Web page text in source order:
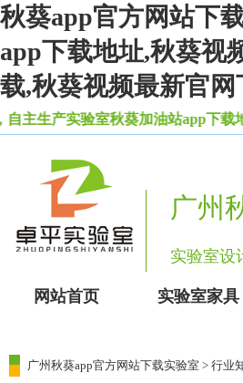
秋葵app官方网站下
app下载地址,秋葵视
载,秋葵视频最新官网
产实验室秋葵加油站app下载地址
广州
实验室设
网站首页 实验室家具
广州秋葵app官方网站下载实验室 > 行业